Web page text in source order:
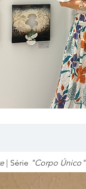
| Série "Corpo Único"